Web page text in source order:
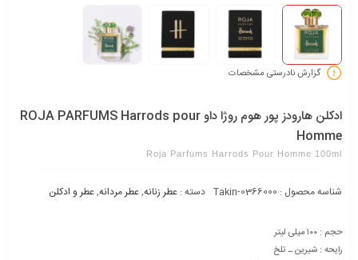
گزارش نادرستی مشخصات
ادکلن هارودز پور هوم روژا داو ROJA PARFUMS Harrods pour
Homme
Roja Parfums Harrods Pour Homme 100ml
شناسه محصول : Takin-0366000 دسته : عطر زنانه,عطر مردانه,عطر و ادکلن
حجم : ۱۰۰ میلی لیتر
رایحه : شیرین ـ تلخ